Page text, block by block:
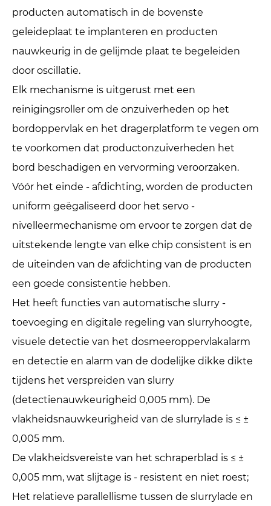
producten automatisch in de bovenste
geleideplaat te implanteren en producten
nauwkeurig in de gelijmde plaat te begeleiden
door oscillatie.
Elk mechanisme is uitgerust met een
reinigingsroller om de onzuiverheden op het
bordoppervlak en het dragerplatform te vegen om
te voorkomen dat productonzuiverheden het
bord beschadigen en vervorming veroorzaken.
Vóór het einde - afdichting, worden de producten
uniform geëgaliseerd door het servo -
nivelleermechanisme om ervoor te zorgen dat de
uitstekende lengte van elke chip consistent is en
de uiteinden van de afdichting van de producten
een goede consistentie hebben.
Het heeft functies van automatische slurry -
toevoeging en digitale regeling van slurryhoogte,
visuele detectie van het dosmeeroppervlakalarm
en detectie en alarm van de dodelijke dikke dikte
tijdens het verspreiden van slurry
(detectienauwkeurigheid 0,005 mm). De
vlakheidsnauwkeurigheid van de slurrylade is ≤ ±
0,005 mm.
De vlakheidsvereiste van het schraperblad is ≤ ±
0,005 mm, wat slijtage is - resistent en niet roest;
Het relatieve parallellisme tussen de slurrylade en